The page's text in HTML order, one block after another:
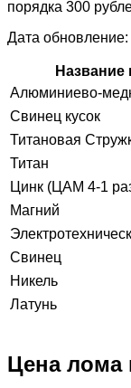
порядка 300
Дата
Название
Алюминиево-
Свинец кусок
Титановая
Титан
Цинк (ЦАМ 4-1
Магний
Свинец
Никель
Латунь
Цена